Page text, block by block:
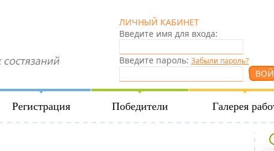
ЛИЧНЫЙ КАБИНЕТ
Введите имя для входа:
Введите пароль: Забыли пароль?
Регистрация Победители Галерея